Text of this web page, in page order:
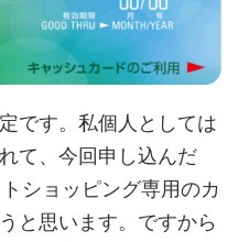
です。私個人としては
て、今回申し込んだ
ショッピング専用のカ
と思います。ですから